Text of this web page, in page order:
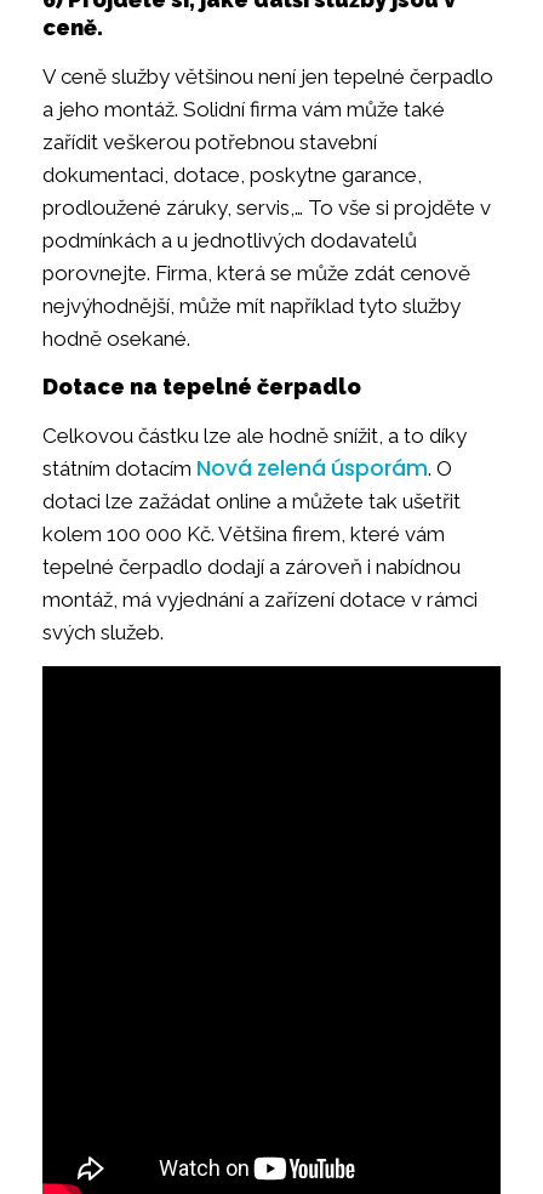
ceně.
V ceně služby většinou není jen tepelné čerpadlo
a jeho montáž. Solidní firma vám může také
zařídit veškerou potřebnou stavební
dokumentaci, dotace, poskytne garance,
prodloužené záruky, servis,… To vše si projděte v
podmínkách a u jednotlivých dodavatelů
porovnejte. Firma, která se může zdát cenově
nejvýhodnější, může mít například tyto služby
hodně osekané.
Dotace na tepelné čerpadlo
Celkovou částku lze ale hodně snížit, a to díky
státním dotacím Nová zelená úsporám. O
dotaci lze zažádat online a můžete tak ušetřit
kolem 100 000 Kč. Většina firem, které vám
tepelné čerpadlo dodají a zároveň i nabídnou
montáž, má vyjednání a zařízení dotace v rámci
svých služeb.